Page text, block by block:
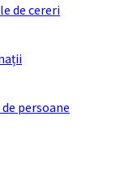
de cereri
persoane